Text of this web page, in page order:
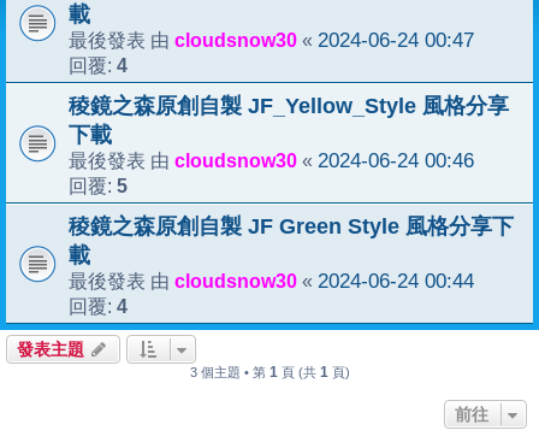
載
最後發表 由 cloudsnow30 « 2024-06-24 00:47
回覆: 4
稜鏡之森原創自製 JF_Yellow_Style 風格分享
下載
最後發表 由 cloudsnow30 « 2024-06-24 00:46
回覆: 5
稜鏡之森原創自製 JF Green Style 風格分享下
載
最後發表 由 cloudsnow30 « 2024-06-24 00:44
回覆: 4
發表主題
3 個主題 • 第 1 頁 (共 1 頁)
前往